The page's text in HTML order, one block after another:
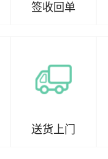
签收回单
送货上门